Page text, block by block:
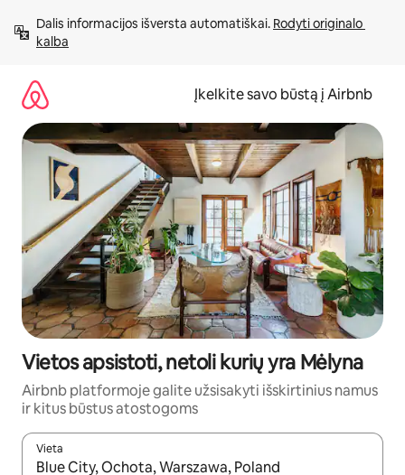
prie
turinio
Dalis informacijos išversta automatiškai. Rodyti originalo
kalba
Įkelkite savo būstą į Airbnb
Vietos apsistoti, netoli kurių yra Mėlyna
Airbnb platformoje galite užsisakyti išskirtinius namus
ir kitus būstus atostogoms
Vieta
Kai pasirodys paieškos rezultatai, juos naršyti galite